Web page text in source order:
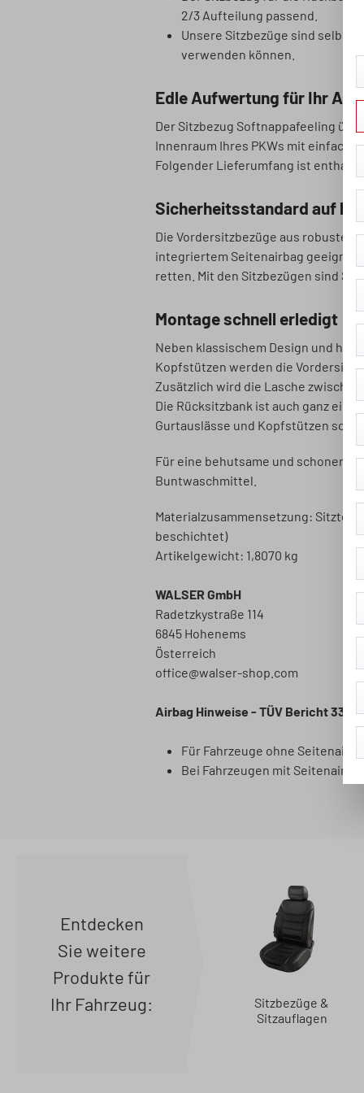
2/3 Aufteilung passend.
Unsere Sitzbezüge sind
verwenden können.
Edle Aufwertung für Ihr
Der Sitzbezug Softnappafeeling
Innenraum Ihres PKWs mit
Folgender Lieferumfang ist
Sicherheitsstandard auf
Die Vordersitzbezüge aus
integriertem Seitenairbag geeignet.
retten. Mit den Sitzbezügen sind
Montage schnell erledigt
Neben klassischem Design und
Kopfstützen werden die
Zusätzlich wird die Lasche
Die Rücksitzbank ist auch ganz
Gurtauslässe und Kopfstützen
Für eine behutsame und
Buntwaschmittel.
Materialzusammensetzung:
beschichtet)
Artikelgewicht: 1,8070 kg
WALSER GmbH
Radetzkystraße 114
6845 Hohenems
Österreich
office@walser-shop.com
Airbag Hinweise - TÜV Bericht
Für Fahrzeuge ohne
Bei Fahrzeugen mit
Entdecken
Sie weitere
Produkte für
Ihr Fahrzeug:
Sitzbezüge &
Sitzauflagen